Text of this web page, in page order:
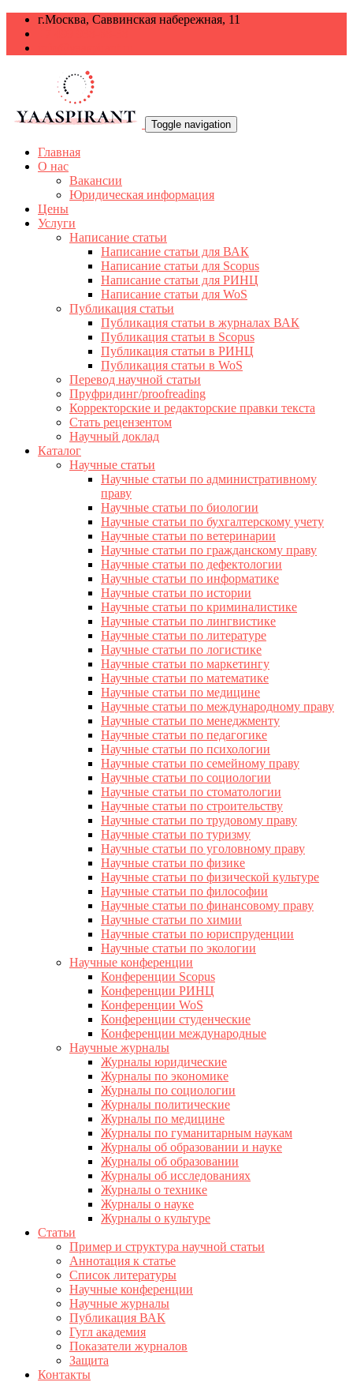
г.Москва, Саввинская набережная, 11
Toggle navigation
Главная
О нас
Вакансии
Юридическая информация
Цены
Услуги
Написание статьи
Написание статьи для ВАК
Написание статьи для Scopus
Написание статьи для РИНЦ
Написание статьи для WoS
Публикация статьи
Публикация статьи в журналах ВАК
Публикация статьи в Scopus
Публикация статьи в РИНЦ
Публикация статьи в WoS
Перевод научной статьи
Пруфридинг/proofreading
Корректорские и редакторские правки текста
Стать рецензентом
Научный доклад
Каталог
Научные статьи
Научные статьи по административному
праву
Научные статьи по биологии
Научные статьи по бухгалтерскому учету
Научные статьи по ветеринарии
Научные статьи по гражданскому праву
Научные статьи по дефектологии
Научные статьи по информатике
Научные статьи по истории
Научные статьи по криминалистике
Научные статьи по лингвистике
Научные статьи по литературе
Научные статьи по логистике
Научные статьи по маркетингу
Научные статьи по математике
Научные статьи по медицине
Научные статьи по международному праву
Научные статьи по менеджменту
Научные статьи по педагогике
Научные статьи по психологии
Научные статьи по семейному праву
Научные статьи по социологии
Научные статьи по стоматологии
Научные статьи по строительству
Научные статьи по трудовому праву
Научные статьи по туризму
Научные статьи по уголовному праву
Научные статьи по физике
Научные статьи по физической культуре
Научные статьи по философии
Научные статьи по финансовому праву
Научные статьи по химии
Научные статьи по юриспруденции
Научные статьи по экологии
Научные конференции
Конференции Scopus
Конференции РИНЦ
Конференции WoS
Конференции студенческие
Конференции международные
Научные журналы
Журналы юридические
Журналы по экономике
Журналы по социологии
Журналы политические
Журналы по медицине
Журналы по гуманитарным наукам
Журналы об образовании и науке
Журналы об образовании
Журналы об исследованиях
Журналы о технике
Журналы о науке
Журналы о культуре
Статьи
Пример и структура научной статьи
Аннотация к статье
Список литературы
Научные конференции
Научные журналы
Публикация ВАК
Гугл академия
Показатели журналов
Защита
Контакты